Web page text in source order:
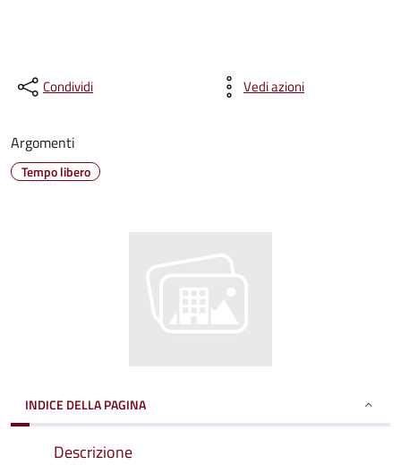
Condividi Vedi azioni
Argomenti
Tempo libero
INDICE DELLA PAGINA
Descrizione